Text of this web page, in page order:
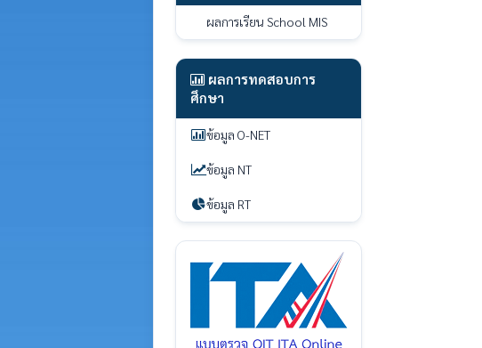
ผลการเรียน School MIS
ผลการทดสอบการ
ศึกษา
ข้อมูล O-NET
ข้อมูล NT
ข้อมูล RT